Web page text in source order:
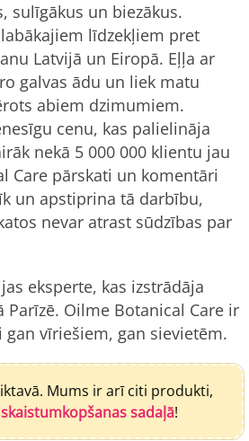
sulīgākus un biezākus.
līdzekļiem pret
Latvijā un Eiropā. Eļļa ar
galvas ādu un liek matu
abiem dzimumiem.
cenu, kas palielināja
nekā 5 000 000 klientu jau
Care pārskati un komentāri
un apstiprina tā darbību,
nevar atrast sūdzības par
eksperte, kas izstrādāja
Oilme Botanical Care ir
vīriešiem, gan sievietēm.
Mums ir arī citi produkti,
skaistumkopšanas sadaļā!